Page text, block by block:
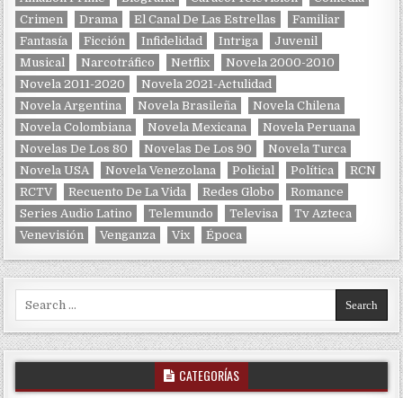
Crimen
Drama El Canal De Las Estrellas
Familiar
Fantasía
Ficción Infidelidad Intriga
Juvenil
Musical
Narcotráfico Netflix
Novela 2000-2010
Novela 2011-2020
Novela 2021-Actulidad
Novela Argentina
Novela Brasileña
Novela Chilena
Novela Colombiana
Novela Mexicana
Novela Peruana
Novelas De Los 80
Novelas De Los 90
Novela Turca
Novela USA
Novela Venezolana Policial Política
RCN
RCTV
Recuento De La Vida Redes Globo
Romance
Series Audio Latino
Telemundo Televisa
Tv Azteca
Venevisión
Venganza Vix Época
Search for:
CATEGORÍAS